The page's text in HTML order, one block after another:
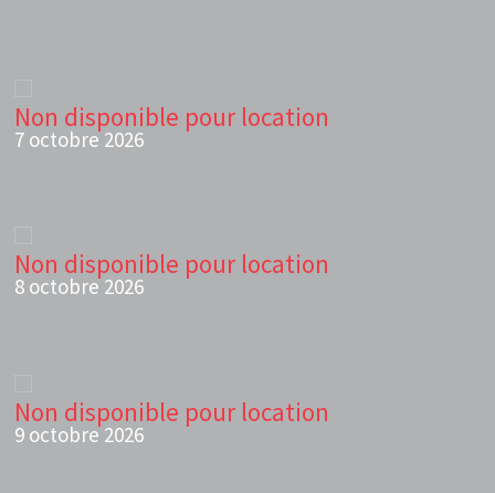
Non disponible pour location
7 octobre 2026
Non disponible pour location
8 octobre 2026
Non disponible pour location
9 octobre 2026